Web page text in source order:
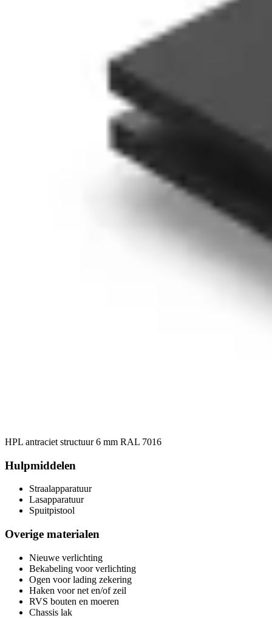
HPL antraciet structuur 6 mm RAL 7016
Hulpmiddelen
Straalapparatuur
Lasapparatuur
Spuitpistool
Overige materialen
Nieuwe verlichting
Bekabeling voor verlichting
Ogen voor lading zekering
Haken voor net en/of zeil
RVS bouten en moeren
Chassis lak